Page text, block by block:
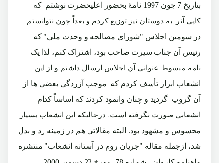
بتاریخ 7 جون 1997 نامۀ بحضور اعلیحضرت نوشتم که
کاپی آنرا به دوستان نیز توزیع کردم و بعداً چون نتوانستم
در سومین اجلاس "شورای مصالحه و وحدت ملی" که
رئیس آن جناب سیرت صاحب بود، اشتراک کنم، لذا یک
نامه مبسوط عنوانی آن اجلاس ارسال داشتم و از این
انشعاب ابراز تأسف کردم که موجب آزردگی بعضی ها از
آن گروپ گردید و چنان وانمود کردند که اساساً کدام
انشعابی صورت نگرفته است، درحالیکه این انشعاب بسیار
محسوس و مشهود بود. البته مقالاتی هم در زمینه رد و بدل
شد، ازجمله مقاله "جریان روم در آستانه انشعاب" منتشره